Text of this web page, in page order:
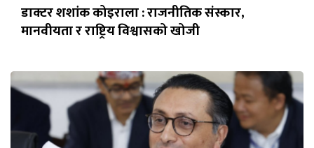
डाक्टर शशांक कोइराला : राजनीतिक संस्कार,
मानवीयता र राष्ट्रिय विश्वासको खोजी